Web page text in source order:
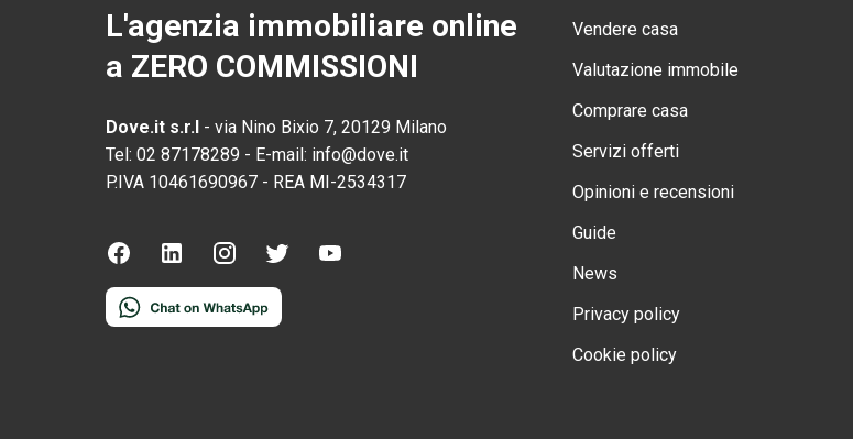
L'agenzia immobiliare online
a ZERO COMMISSIONI
Dove.it s.r.l - via Nino Bixio 7, 20129 Milano
Tel: 02 87178289 - E-mail: info@dove.it
P.IVA 10461690967 - REA MI-2534317
Vendere casa
Valutazione immobile
Comprare casa
Servizi offerti
Opinioni e recensioni
Guide
News
Privacy policy
Cookie policy